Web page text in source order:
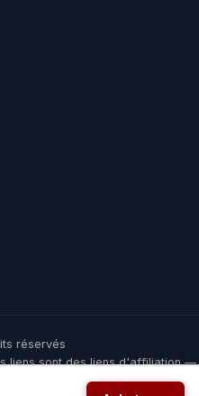
réservés
liens sont des liens d'affiliation —
une commission nous aide